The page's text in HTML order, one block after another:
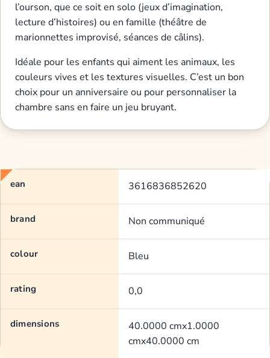
l’ourson, que ce soit en solo (jeux d’imagination,
lecture d’histoires) ou en famille (théâtre de
marionnettes improvisé, séances de câlins).
Idéale pour les enfants qui aiment les animaux, les
couleurs vives et les textures visuelles. C’est un bon
choix pour un anniversaire ou pour personnaliser la
chambre sans en faire un jeu bruyant.
ean 3616836852620
brand Non communiqué
colour Bleu
rating 0,0
dimensions
40.0000 cmx1.0000
cmx40.0000 cm